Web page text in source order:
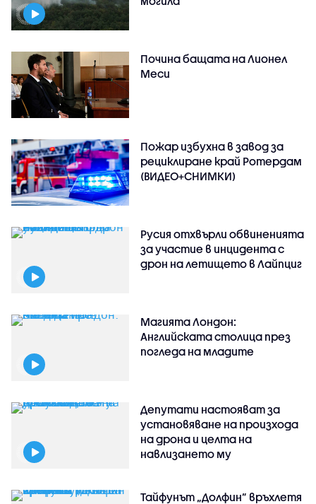
Почина бащата на Лионел
Меси
Пожар избухна в завод за
рециклиране край Ротердам
(ВИДЕО+СНИМКИ)
Русия отхвърли обвиненията
за участие в инцидента с
дрон на летището в Лайпциг
Магията Лондон:
Английската столица през
погледа на младите
Депутати настояват за
установяване на произхода
на дрона и целта на
навлизането му
Тайфунът „Долфин” връхлетя